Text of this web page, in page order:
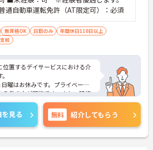
通自動車運転免許（AT限定可）：必須
無資格OK 日勤のみ
年間休日110日以上
給
位置するデイサービスにおける介
曜はお休みです。プライベート
る働き方が可能です。また、研修
に不安がある方でも安心してご勤
は、面接対策ポイントなど、さら
ますのでお気軽にご相談くださ
を見る 無料 紹介してもらう